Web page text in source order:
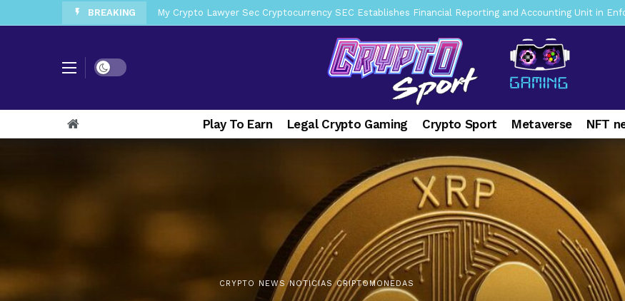
BREAKING My Crypto Lawyer Sec News Tres hombres son acusados de planear un robo de Bitcoin 2 days
My Crypto Lawyer Sec News Cynthia Lummis sets Trump condition for CLARITY Act passage
My Crypto Lawyer Sec News Rusia envía a prisión al fundador de BitRiver por presunto fraude
My Crypto Lawyer Sec Cryptocurrency SEC Announces Continuation of Small Business Advisory
My Crypto Lawyer Sec News Europa pone en jaque a Polymarket y Kalshi por su modelo de negocio
My Crypto Lawyer Sec News XRP Ledger adoption accelerates as Ripple receives full EU MiCA license
Dark mode
Play To Earn Legal Crypto Gaming Crypto Sport Metaverse NFT
CRYPTO NEWS NOTICIAS CRIPTOMONEDAS